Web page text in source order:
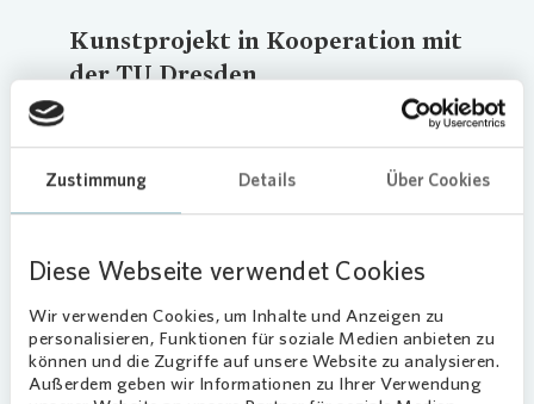
Zustimmung Details Über Cookies
Diese Webseite verwendet Cookies
Wir verwenden Cookies, um Inhalte und Anzeigen zu
personalisieren, Funktionen für soziale Medien anbieten zu
können und die Zugriffe auf unsere Website zu analysieren.
Außerdem geben wir Informationen zu Ihrer Verwendung
Kunstprojekt in Kooperation mit
der TU Dresden
Im Rahmen des Ausstellungsprojekts „Down to
Earth“ hat die Galerie Ursula Walter den
international bekannten Künstler Asad Raza
(*1974/ USA) eingeladen, ein temporäres
entwickeln. Vor der Galerie ist ein Erdhaufen
die Schaufensterfront verdeckt und das Thema
„Bodenwissenschaften“ künstlerisch behandelt.
Das Projekt läuft seit 7. Mai und dauert bis 18. Juni